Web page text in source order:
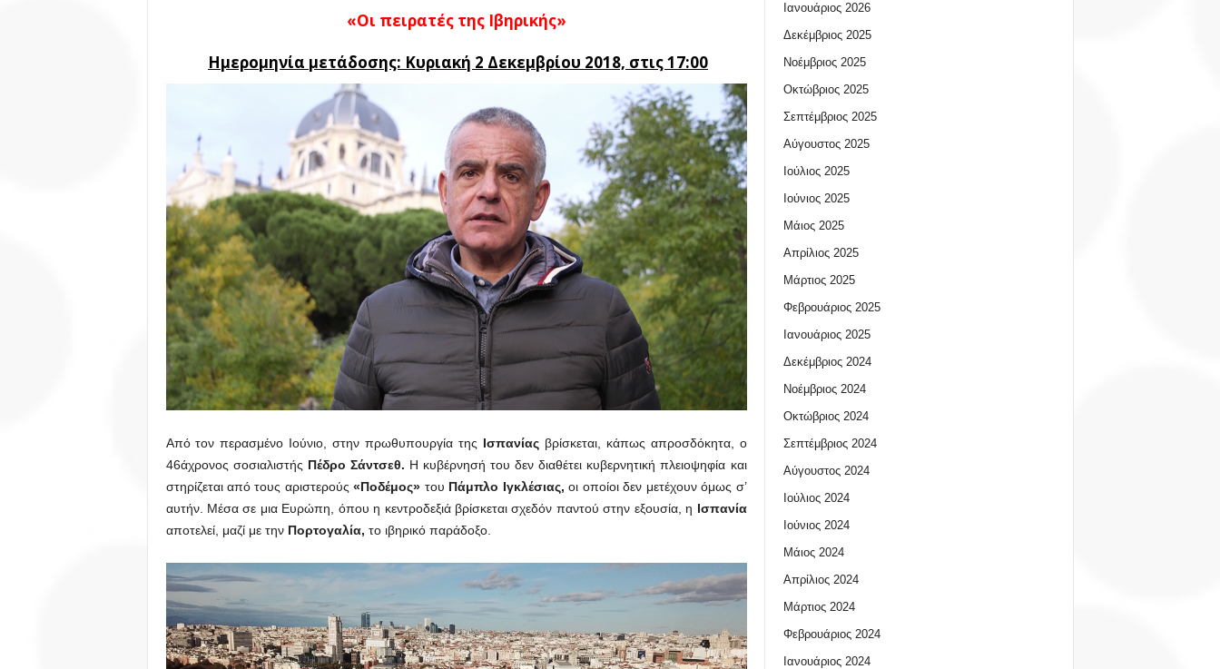
«Οι πειρατές της Ιβηρικής»
Ημερομηνία μετάδοσης: Κυριακή 2 Δεκεμβρίου 2018, στις 17:00
Από τον περασμένο Ιούνιο, στην πρωθυπουργία της Ισπανίαςβρίσκεται, κάπως απροσδόκητα, ο
46άχρονος σοσιαλιστής Πέδρο Σάντσεθ. Η κυβέρνησή του δεν διαθέτει κυβερνητική πλειοψηφία και
στηρίζεται από τους αριστερούς«Ποδέμος» του Πάμπλο Ιγκλέσιας, οι οποίοι δεν μετέχουν όμως σ’
αυτήν. Μέσα σε μια Ευρώπη, όπου η κεντροδεξιά βρίσκεται σχεδόν παντού στην εξουσία, η Ισπανία
αποτελεί, μαζί με την Πορτογαλία, το ιβηρικό παράδοξο.
Ιανουάριος 2026
Δεκέμβριος 2025
Νοέμβριος 2025
Οκτώβριος 2025
Σεπτέμβριος 2025
Αύγουστος 2025
Ιούλιος 2025
Ιούνιος 2025
Μάιος 2025
Απρίλιος 2025
Μάρτιος 2025
Φεβρουάριος 2025
Ιανουάριος 2025
Δεκέμβριος 2024
Νοέμβριος 2024
Οκτώβριος 2024
Σεπτέμβριος 2024
Αύγουστος 2024
Ιούλιος 2024
Ιούνιος 2024
Μάιος 2024
Απρίλιος 2024
Μάρτιος 2024
Φεβρουάριος 2024
Ιανουάριος 2024